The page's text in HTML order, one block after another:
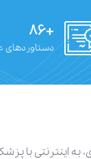
+۸۶
دستاوردهای
به اینترنتی با